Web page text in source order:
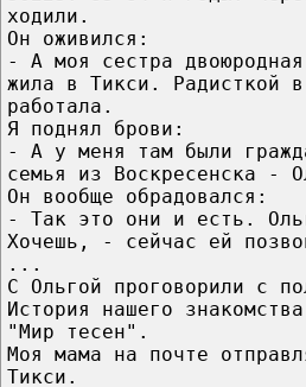
ходили.
Он оживился:
- А моя сестра
жила в Тикси. Радисткой в
работала.
Я поднял брови:
- А у меня там были
семья из Воскресенска -
Он вообще обрадовался:
- Так это они и есть.
Хочешь, - сейчас ей
...
С Ольгой проговорили с
История нашего
"Мир тесен".
Моя мама на почте
Тикси.